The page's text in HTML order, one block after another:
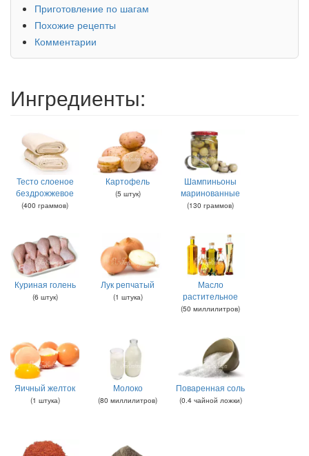
Приготовление по шагам
Похожие рецепты
Комментарии
Ингредиенты:
Тесто слоеное
бездрожжевое
(400 граммов)
Картофель
(5 штук)
Шампиньоны
маринованные
(130 граммов)
Куриная голень
(6 штук)
Лук репчатый
(1 штука)
Масло
растительное
(50 миллилитров)
Яичный желток
(1 штука)
Молоко
(80 миллилитров)
Поваренная соль
(0.4 чайной ложки)